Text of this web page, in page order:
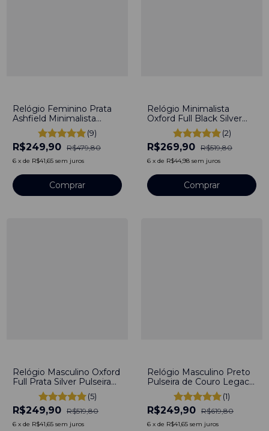
Relógio Feminino Prata
Ashfield Minimalista
32mm Aço Inoxidável
banhado a titânio (9)
R$249,90 R$479,80
6 x de R$41,65 sem juros
Comprar
Relógio Minimalista
Oxford Full Black Silver
40mm Aço Inoxidável
banhado a titânio (2)
R$269,90 R$519,80
6 x de R$44,98 sem juros
Comprar
Relógio Masculino Oxford
Full Prata Silver Pulseira
Preto 40mm Aço
Inoxidável banhado a
titânio
(5)
R$249,90 R$519,80
6 x de R$41,65 sem juros
Relógio Masculino Preto
Pulseira de Couro Legacy
Prata 40mm Aço
Inoxidável banhado a
titânio
(1)
R$249,90 R$619,80
6 x de R$41,65 sem juros